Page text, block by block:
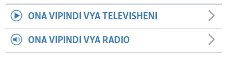
ONA VIPINDI VYA TELEVISHENI
ONA VIPINDI VYA RADIO